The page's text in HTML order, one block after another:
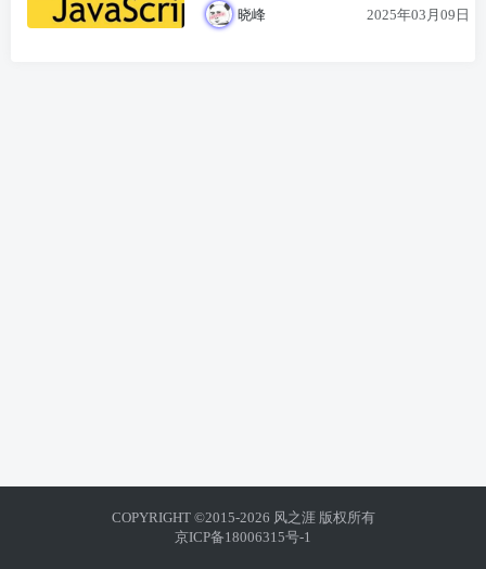
晓峰
2025年03月09日
COPYRIGHT ©2015-2026 风之涯 版权所有
京ICP备18006315号-1